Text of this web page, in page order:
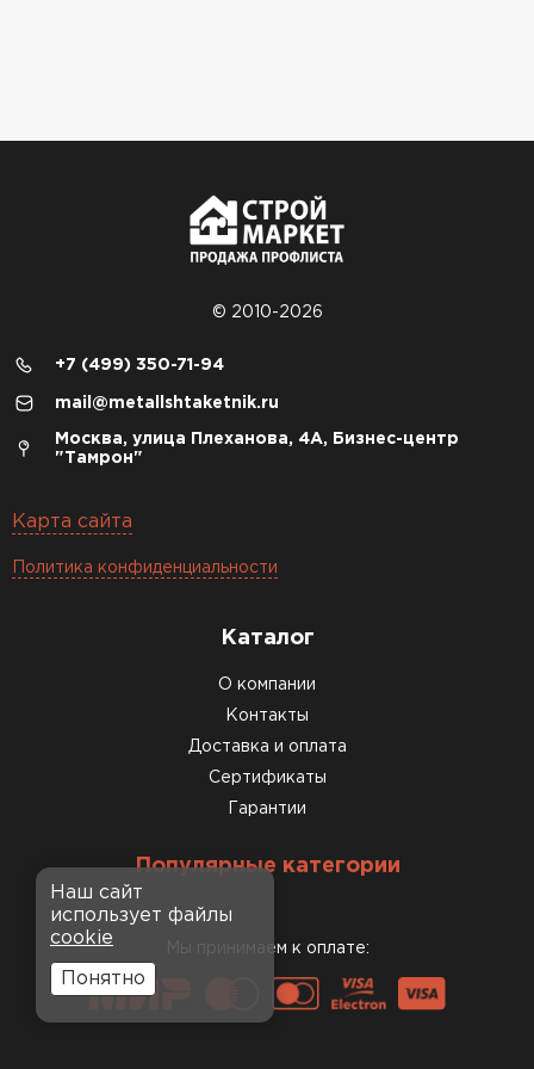
© 2010-2026
+7 (499) 350-71-94
mail@metallshtaketnik.ru
Москва, улица Плеханова, 4А, Бизнес-центр
"Тамрон"
Карта сайта
Политика конфиденциальности
Каталог
О компании
Контакты
Доставка и оплата
Сертификаты
Гарантии
Популярные категории
Мы принимаем к оплате:
Наш сайт
использует файлы
cookie
Понятно